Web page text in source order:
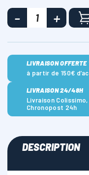
LIVRAISON OFFERTE
à partir de 150€
LIVRAISON 24/48H
Livraison
Chronopost 24h
DESCRIPTION